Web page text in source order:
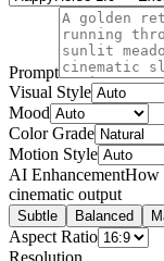
Prompt
Visual Style
Mood
Color Grade
Motion Style
AI EnhancementHow
cinematic output
Subtle Balanced
Aspect Ratio
Resolution